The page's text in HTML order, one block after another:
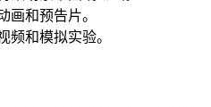
画和预告片。
频和模拟实验。